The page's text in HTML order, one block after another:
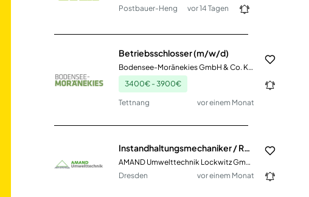
Postbauer-Heng
vor 14 Tagen
Betriebsschlosser (m/w/d)
Bodensee-Moränekies GmbH & Co. KG Tettnang
3400€ - 3900€
Tettnang vor einem Monat
Instandhaltungsmechaniker / Reparaturschlosser (m/w/d) im Bereich Umwelttechnik
AMAND Umwelttechnik Lockwitz GmbH & Co. KG
Dresden
vor einem Monat